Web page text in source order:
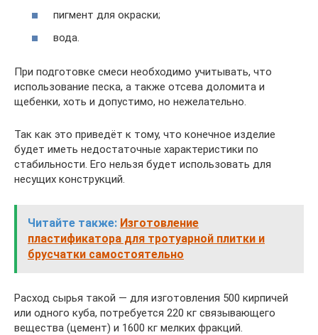
пигмент для окраски;
вода.
При подготовке смеси необходимо учитывать, что
использование песка, а также отсева доломита и
щебенки, хоть и допустимо, но нежелательно.
Так как это приведёт к тому, что конечное изделие
будет иметь недостаточные характеристики по
стабильности. Его нельзя будет использовать для
несущих конструкций.
Читайте также: Изготовление
пластификатора для тротуарной плитки и
брусчатки самостоятельно
Расход сырья такой — для изготовления 500 кирпичей
или одного куба, потребуется 220 кг связывающего
вещества (цемент) и 1600 кг мелких фракций.